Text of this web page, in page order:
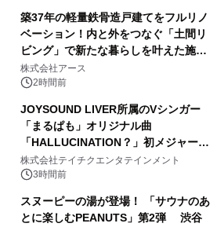
築37年の軽量鉄骨造戸建てをフルリノ
ベーション！内と外をつなぐ「土間リ
ビング」で新たな暮らしを叶えた施工
事例を株式会社アースが公開
株式会社アース
2時間前
JOYSOUND LIVER所属のVシンガー
「まるぱも」オリジナル曲
「HALLUCINATION？」初メジャー配
信リリース決定！
株式会社テイチクエンタテインメント
3時間前
スヌーピーの湯が登場！ 「サウナのあ
とに楽しむPEANUTS」第2弾 渋谷